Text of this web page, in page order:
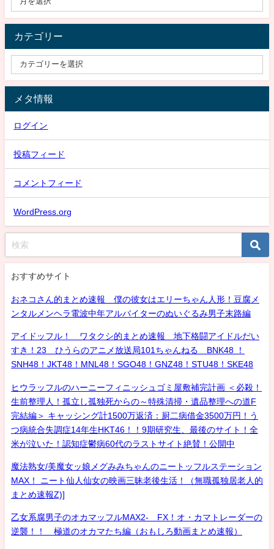
カテゴリー
メタ情報
ログイン
投稿フィード
コメントフィード
WordPress.org
おすすめサイト
おネコさん的まとめ速報 僕の彼女はエリーちゃん人形！豆腐メ
ンタルメンヘラ電波中年アルバイターのぬいぐるみ男子末路編
アイドッフル！ ワタクシ的まとめ速報 地下格闘アイドルだい
すき！23 ひうらのアニメ放送局101ちゃんねる BNK48 ！
SNH48！JKT48！MNL48！SGO48！GNZ48！STU48！SKE48
ヒウラッフルのハーニーフィニッシュゴミ屋敷補完計画 ＜必殺！
生前整理人！孤立し孤独死からの～特殊清掃・遺品整理への道F
完結編＞ キャッシング計1500万返済：厨二病借金3500万円！う
つ病統合失調症14年生HKT46！！9期研究生、最後のサイト！全
米が泣いた！認知症鬱病60代のラストサイト絶賛！公開中
魔法熟女/美魔女ッ娘メグみみちゃんのニートッフルステーション
MAX！ ニート仙人仙女の映画三昧老後生活！（無職孤独居老人的
まとめ速報Z)]
乙女系腐男子のオカマッフルMAX2- FX！オ・カマトレーダーの
逆襲！！ 極道のオカマたち編（おもしろ動画まとめ速報）